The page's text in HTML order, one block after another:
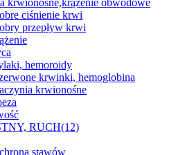
krwionośne,krążenie obwodowe
ciśnienie krwi
przepływ krwi
hemoroidy
krwinki, hemoglobina
krwionośne
RUCH(12)
stawów